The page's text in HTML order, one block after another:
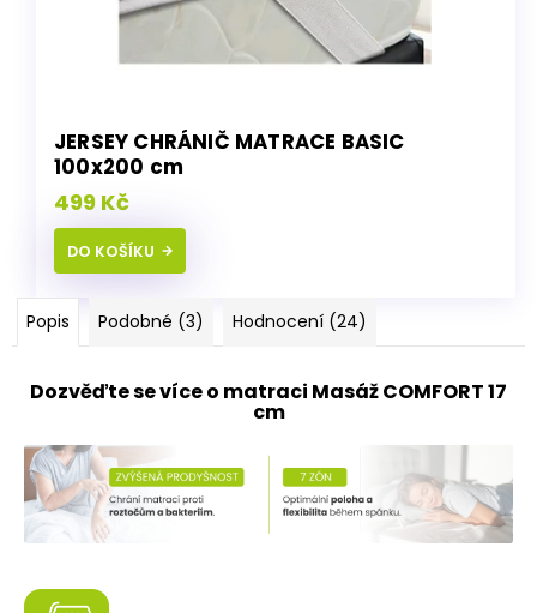
JERSEY CHRÁNIČ MATRACE BASIC
100x200 cm
499 Kč
DO KOŠÍKU
Popis Podobné (3) Hodnocení (24)
Dozvěďte se více o matraci Masáž COMFORT 17
cm